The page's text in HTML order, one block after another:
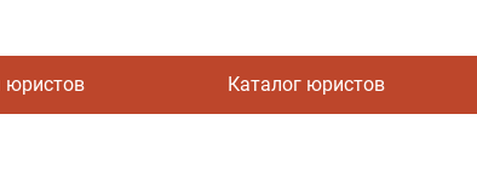
юристов Каталог юристов